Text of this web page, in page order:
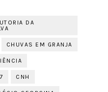
DA
CHUVAS EM GRANJA
CNH